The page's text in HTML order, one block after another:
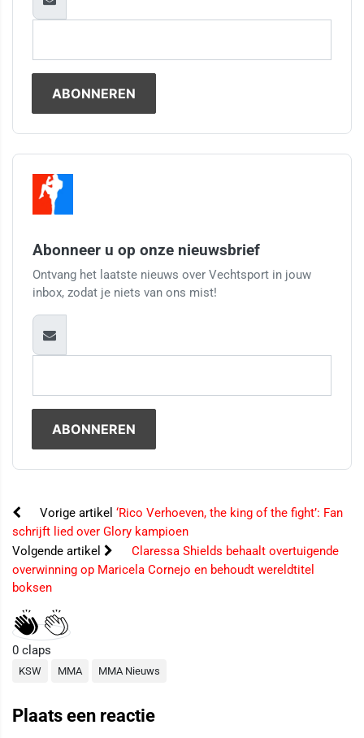
Abonneer u op onze nieuwsbrief
Ontvang het laatste nieuws over Vechtsport in jouw
inbox, zodat je niets van ons mist!
Vorige artikel ‘Rico Verhoeven, the king of the fight’: Fan
schrijft lied over Glory kampioen
Volgende artikel
Claressa Shields behaalt overtuigende
overwinning op Maricela Cornejo en behoudt wereldtitel
boksen
0 claps
KSW MMA MMA Nieuws
Plaats een reactie